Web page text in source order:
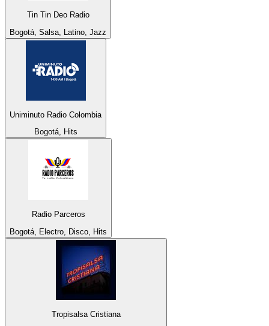
Tin Tin Deo Radio
Bogotá, Salsa, Latino, Jazz
Uniminuto Radio Colombia
Bogotá, Hits
Radio Parceros
Bogotá, Electro, Disco, Hits
Tropisalsa Cristiana